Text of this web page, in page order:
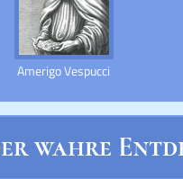
Amerigo Vespucci
wahre